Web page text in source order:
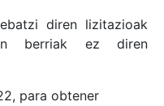
diren lizitazioak
berriak ez diren
para obtener